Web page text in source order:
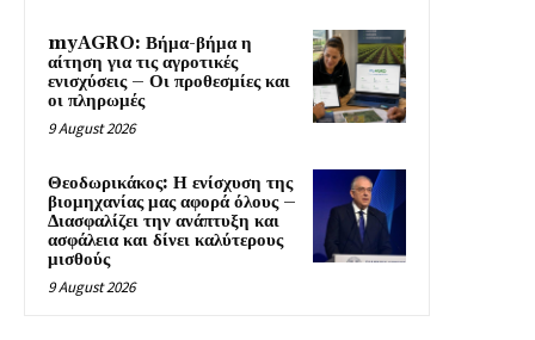
myAGRO: Βήμα-βήμα η
αίτηση για τις αγροτικές
ενισχύσεις – Οι προθεσμίες και
οι πληρωμές
9 August 2026
Θεοδωρικάκος: Η ενίσχυση της
βιομηχανίας μας αφορά όλους –
Διασφαλίζει την ανάπτυξη και
ασφάλεια και δίνει καλύτερους
μισθούς
9 August 2026